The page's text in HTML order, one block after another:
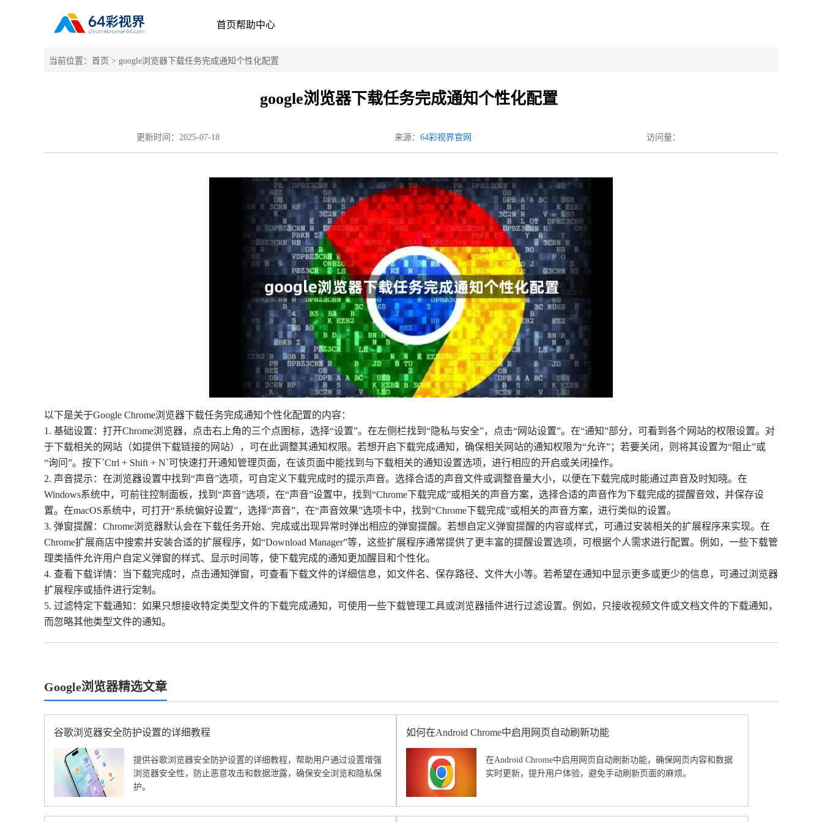
首页帮助中心
当前位置： 首页 > google浏览器下载任务完成通知个性化配置
google浏览器下载任务完成通知个性化配置
更新时间： 2025-07-18 来源： 64彩视界官网 访问量：
以下是关于Google Chrome浏览器下载任务完成通知个性化配置的内容：
1. 基础设置：打开Chrome浏览器，点击右上角的三个点图标，选择“设置”。在左侧栏找到“隐私与安全”，点击“网站设置”。在“通知”部分，可看到各个网站的权限设置。对
于下载相关的网站（如提供下载链接的网站），可在此调整其通知权限。若想开启下载完成通知，确保相关网站的通知权限为“允许”；若要关闭，则将其设置为“阻止”或
“询问”。按下`Ctrl + Shift + N`可快速打开通知管理页面，在该页面中能找到与下载相关的通知设置选项，进行相应的开启或关闭操作。
2. 声音提示：在浏览器设置中找到“声音”选项，可自定义下载完成时的提示声音。选择合适的声音文件或调整音量大小，以便在下载完成时能通过声音及时知晓。在
Windows系统中，可前往控制面板，找到“声音”选项，在“声音”设置中，找到“Chrome下载完成”或相关的声音方案，选择合适的声音作为下载完成的提醒音效，并保存设
置。在macOS系统中，可打开“系统偏好设置”，选择“声音”，在“声音效果”选项卡中，找到“Chrome下载完成”或相关的声音方案，进行类似的设置。
3. 弹窗提醒：Chrome浏览器默认会在下载任务开始、完成或出现异常时弹出相应的弹窗提醒。若想自定义弹窗提醒的内容或样式，可通过安装相关的扩展程序来实现。在
Chrome扩展商店中搜索并安装合适的扩展程序，如“Download Manager”等，这些扩展程序通常提供了更丰富的提醒设置选项，可根据个人需求进行配置。例如，一些下载管
理类插件允许用户自定义弹窗的样式、显示时间等，使下载完成的通知更加醒目和个性化。
4. 查看下载详情：当下载完成时，点击通知弹窗，可查看下载文件的详细信息，如文件名、保存路径、文件大小等。若希望在通知中显示更多或更少的信息，可通过浏览器
扩展程序或插件进行定制。
5. 过滤特定下载通知：如果只想接收特定类型文件的下载完成通知，可使用一些下载管理工具或浏览器插件进行过滤设置。例如，只接收视频文件或文档文件的下载通知，
而忽略其他类型文件的通知。
Google浏览器精选文章
谷歌浏览器安全防护设置的详细教程
提供谷歌浏览器安全防护设置的详细教程，帮助用户通过设置增强
浏览器安全性，防止恶意攻击和数据泄露，确保安全浏览和隐私保
护。
如何在Android Chrome中启用网页自动刷新功能
在Android Chrome中启用网页自动刷新功能，确保网页内容和数据
实时更新，提升用户体验，避免手动刷新页面的麻烦。